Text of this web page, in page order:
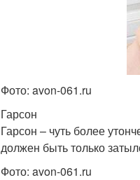
Фото: avon-061.ru
Гарсон
Гарсон – чуть более
должен быть только
Фото: avon-061.ru